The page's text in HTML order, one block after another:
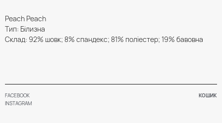
Peach Peach
Тип: Білизна
Склад: 92% шовк; 8% спандекс; 81% поліестер; 19% бавовна
FACEBOOK КОШИК
INSTAGRAM